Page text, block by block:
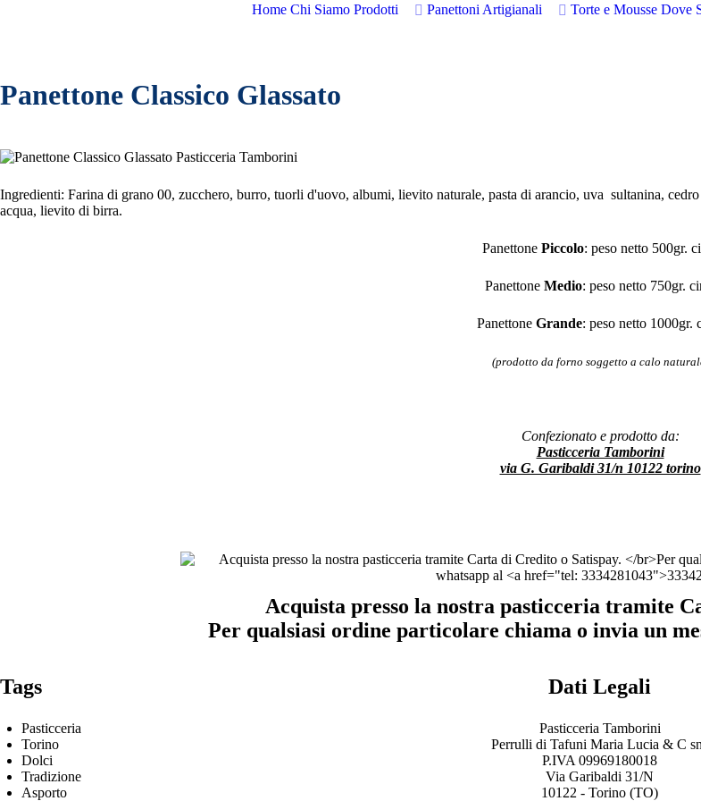
Home Chi Siamo Prodotti Panettoni Artigianali Torte e Mousse Dove
Panettone Classico Glassato
Ingredienti: Farina di grano 00, zucchero, burro, tuorli d'uovo, albumi, lievito naturale, pasta di arancio, uva sultanina,
acqua, lievito di birra.
Panettone Piccolo: peso netto 500gr.
Panettone Medio: peso netto 750gr.
Panettone Grande: peso netto 1000gr.
(prodotto da forno soggetto a calo
Confezionato e prodotto da:
Pasticceria Tamborini
via G. Garibaldi 31/n 10122 torino
Acquista presso la nostra pasticceria tramite
Per qualsiasi ordine particolare chiama o invia un
Tags
Pasticceria
Torino
Dolci
Tradizione
Asporto
Dati Legali
Pasticceria Tamborini
Perrulli di Tafuni Maria Lucia & C
P.IVA 09969180018
Via Garibaldi 31/N
10122 - Torino (TO)